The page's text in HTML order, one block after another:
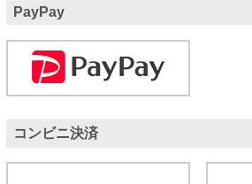
PayPay
コンビニ決済